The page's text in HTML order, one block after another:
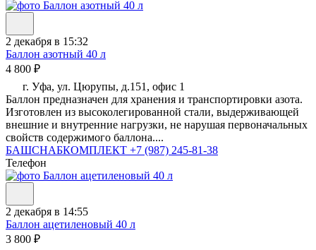
2 декабря в 15:32
Баллон азотный 40 л
4 800 ₽
г. Уфа, ул. Цюрупы, д.151, офис 1
Баллон предназначен для хранения и транспортировки азота.
Изготовлен из высоколегированной стали, выдерживающей
внешние и внутренние нагрузки, не нарушая первоначальных
свойств содержимого баллона....
БАШСНАБКОМПЛЕКТ +7 (987) 245-81-38
Телефон
2 декабря в 14:55
Баллон ацетиленовый 40 л
3 800 ₽